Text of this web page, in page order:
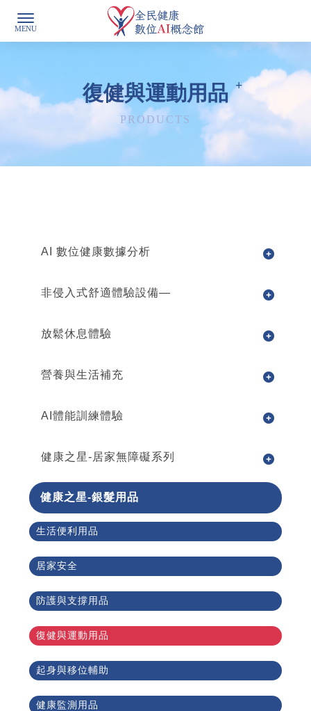
復健與運動用品
AI 數位健康數據分析
非侵入式舒適體驗設備—
放鬆休息體驗
營養與生活補充
AI體能訓練體驗
健康之星-居家無障礙系列
健康之星-銀髮用品
生活便利用品
居家安全
防護與支撐用品
復健與運動用品
起身與移位輔助
健康監測用品